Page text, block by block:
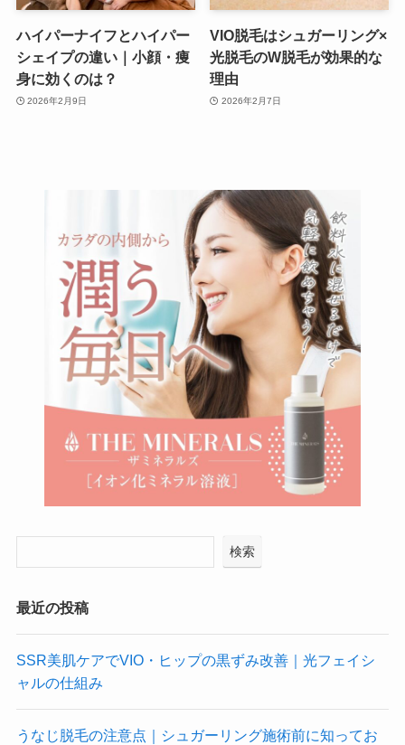
ハイパーナイフとハイパー
シェイプの違い｜小顔・痩
身に効くのは？
2026年2月9日
VIO脱毛はシュガーリング×
光脱毛のW脱毛が効果的な
理由
2026年2月7日
検索
最近の投稿
SSR美肌ケアでVIO・ヒップの黒ずみ改善｜光フェイシ
ャルの仕組み
うなじ脱毛の注意点｜シュガーリング施術前に知ってお